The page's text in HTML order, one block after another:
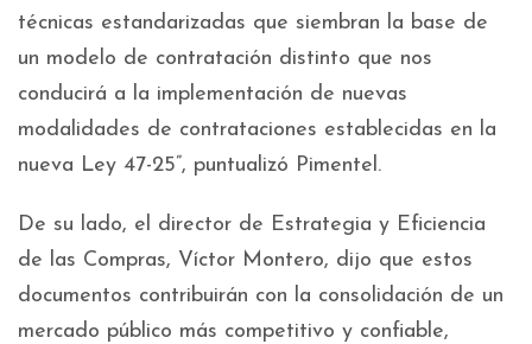
técnicas estandarizadas que siembran la base de
un modelo de contratación distinto que nos
conducirá a la implementación de nuevas
modalidades de contrataciones establecidas en la
nueva Ley 47-25”, puntualizó Pimentel.
De su lado, el director de Estrategia y Eficiencia
de las Compras, Víctor Montero, dijo que estos
documentos contribuirán con la consolidación de un
mercado público más competitivo y confiable,